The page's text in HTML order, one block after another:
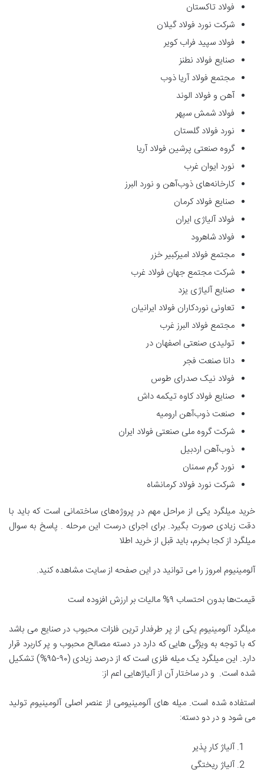
فولاد تاکستان
شرکت نورد فولاد گیلان
فولاد سپید فراب کویر
صنایع فولاد نطنز
مجتمع فولاد آریا ذوب
آهن و فولاد الوند
فولاد شمش سپهر
نورد فولاد گلستان
گروه صنعتی پرشین فولاد آریا
نورد ایوان غرب
کارخانه‌های ذوب‌آهن و نورد البرز
صنایع فولاد کرمان
فولاد آلیاژی ایران
فولاد شاهرود
مجتمع فولاد امیرکبیر خزر
شرکت مجتمع جهان فولاد غرب
صنایع آلیاژی یزد
تعاونی نوردکاران فولاد ایرانیان
مجتمع فولاد البرز غرب
تولیدی صنعتی اصفهان در
دانا صنعت فجر
فولاد نیک صدرای طوس
صنایع فولاد کاوه تیکمه داش
صنعت ذوب‌آهن ارومیه
شرکت گروه ملی صنعتی فولاد ایران
ذوب‌آهن اردبیل
نورد گرم سمنان
شرکت نورد فولاد کرمانشاه
خرید میلگرد یکی از مراحل مهم در پروژه‌های ساختمانی است که باید با
دقت زیادی صورت بگیرد. برای اجرای درست این مرحله . پاسخ به سوال
میلگرد از کجا بخرم، باید قبل از خرید اطلا
آلومینیوم امروز را می توانید در این صفحه از سایت مشاهده کنید.
قیمت‌ها بدون احتساب ۹% مالیات بر ارزش افزوده است
میلگرد آلومینیوم یکی از پر طرفدار ترین فلزات محبوب در صنایع می باشد
که با توجه به ویژگی هایی که دارد در دسته مصالح محبوب و پر کاربرد قرار
دارد. این میلگرد یک میله فلزی است که از درصد زیادی (۹۰-۹۵%) تشکیل
شده است. و در ساختار آن از آلیاژهایی اعم از:
استفاده شده است. میله های آلومینیومی از عنصر اصلی آلومینیوم تولید
می شود و در دو دسته:
آلیاژ کار پذیر
آلیاژ ریختگی